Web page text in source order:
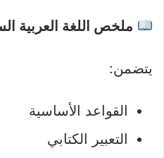
ملخص اللغة العربية
يتضمن:
القواعد الأساسية
التعبير الكتابي